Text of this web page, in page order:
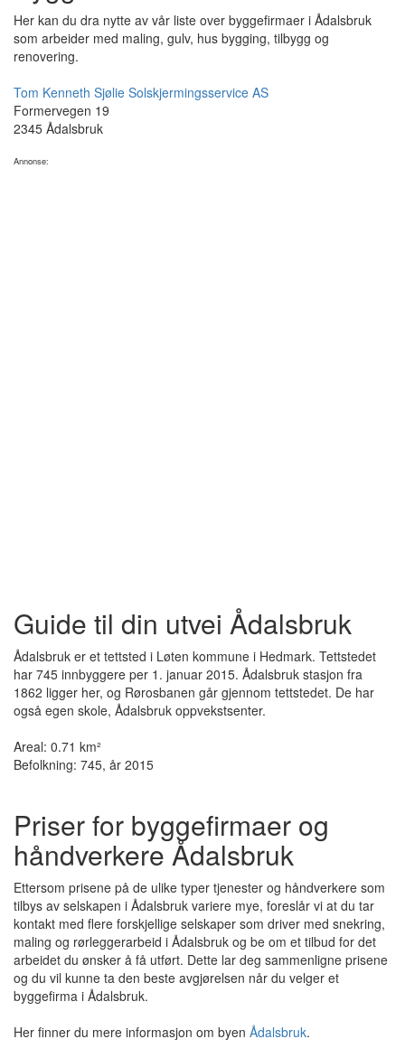
Her kan du dra nytte av vår liste over byggefirmaer i Ådalsbruk
som arbeider med maling, gulv, hus bygging, tilbygg og
renovering.
Tom Kenneth Sjølie Solskjermingsservice AS
Formervegen 19
2345 Ådalsbruk
Annonse:
Guide til din utvei Ådalsbruk
Ådalsbruk er et tettsted i Løten kommune i Hedmark. Tettstedet
har 745 innbyggere per 1. januar 2015. Ådalsbruk stasjon fra
1862 ligger her, og Rørosbanen går gjennom tettstedet. De har
også egen skole, Ådalsbruk oppvekstsenter.
Areal: 0.71 km²
Befolkning: 745, år 2015
Priser for byggefirmaer og
håndverkere Ådalsbruk
Ettersom prisene på de ulike typer tjenester og håndverkere som
tilbys av selskapen i Ådalsbruk variere mye, foreslår vi at du tar
kontakt med flere forskjellige selskaper som driver med snekring,
maling og rørleggerarbeid i Ådalsbruk og be om et tilbud for det
arbeidet du ønsker å få utført. Dette lar deg sammenligne prisene
og du vil kunne ta den beste avgjørelsen når du velger et
byggefirma i Ådalsbruk.
Her finner du mere informasjon om byen Ådalsbruk.